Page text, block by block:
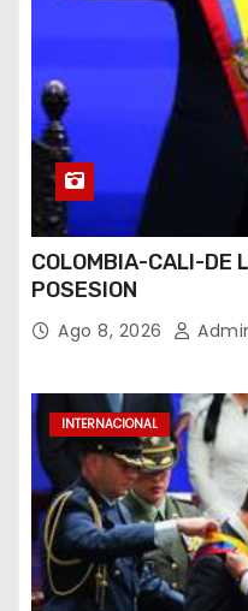
COLOMBIA-CALI-DE
POSESION
Ago 8, 2026
INTERNACIONAL